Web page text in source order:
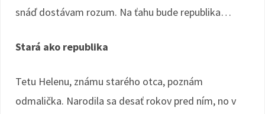
snáď dostávam rozum. Na ťahu bude republika…
Stará ako republika
Tetu Helenu, známu starého otca, poznám
odmalička. Narodila sa desať rokov pred ním, no v